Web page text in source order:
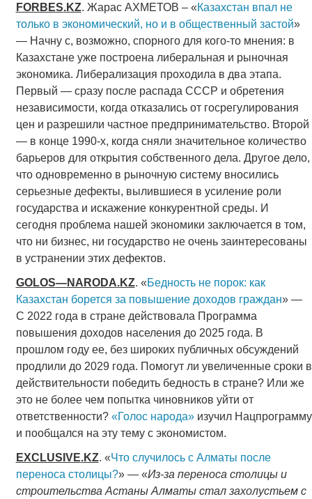
FORBES.KZ. Жарас АХМЕТОВ – «Казахстан впал не
только в экономический, но и в общественный застой»
— Начну с, возможно, спорного для кого-то мнения: в
Казахстане уже построена либеральная и рыночная
экономика. Либерализация проходила в два этапа.
Первый — сразу после распада СССР и обретения
независимости, когда отказались от госрегулирования
цен и разрешили частное предпринимательство. Второй
— в конце 1990-х, когда сняли значительное количество
барьеров для открытия собственного дела. Другое дело,
что одновременно в рыночную систему вносились
серьезные дефекты, вылившиеся в усиление роли
государства и искажение конкурентной среды. И
сегодня проблема нашей экономики заключается в том,
что ни бизнес, ни государство не очень заинтересованы
в устранении этих дефектов.
GOLOS—NARODA.KZ. «Бедность не порок: как
Казахстан борется за повышение доходов граждан» —
С 2022 года в стране действовала Программа
повышения доходов населения до 2025 года. В
прошлом году ее, без широких публичных обсуждений
продлили до 2029 года. Помогут ли увеличенные сроки в
действительности победить бедность в стране? Или же
это не более чем попытка чиновников уйти от
ответственности? «Голос народа»изучил Нацпрограмму
и пообщался на эту тему с экономистом.
EXCLUSIVE.KZ. «Что случилось с Алматы после
переноса столицы?» — «Из-за переноса столицы и
строительства Астаны Алматы стал захолустьем с